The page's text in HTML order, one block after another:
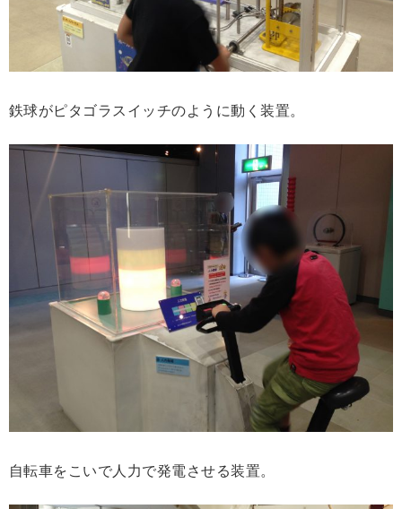
鉄球がピタゴラスイッチのように動く装置。
自転車をこいで人力で発電させる装置。